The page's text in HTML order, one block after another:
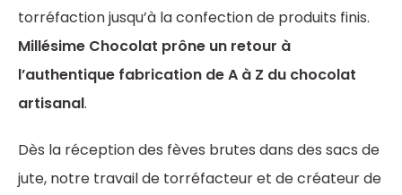
torréfaction jusqu’à la confection de produits finis.
Millésime Chocolat prône un retour à
l’authentique fabrication de A à Z du chocolat
artisanal.
Dès la réception des fèves brutes dans des sacs de
jute, notre travail de torréfacteur et de créateur de